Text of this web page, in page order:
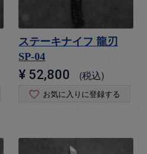
ステーキナイフ 龍刃
SP-04
¥ 52,800 税込
お気に入りに登録する